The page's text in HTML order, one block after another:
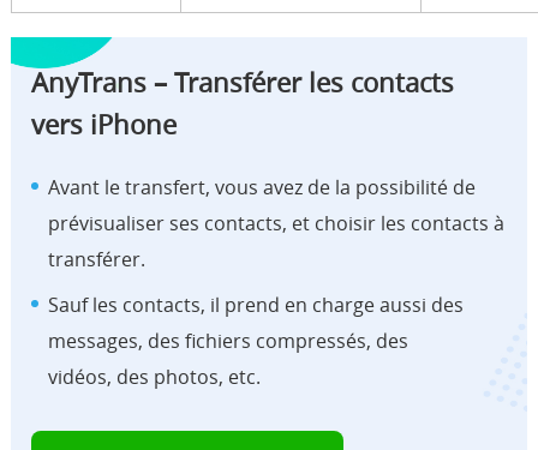
AnyTrans – Transférer les contacts
vers iPhone
Avant le transfert, vous avez de la possibilité de
prévisualiser ses contacts, et choisir les contacts à
transférer.
Sauf les contacts, il prend en charge aussi des
messages, des fichiers compressés, des
vidéos, des photos, etc.